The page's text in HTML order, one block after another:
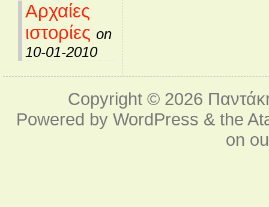
Αρχαίες
ιστορίες on
10-01-2010
Copyright © 2026
Powered byWordPress & the
on